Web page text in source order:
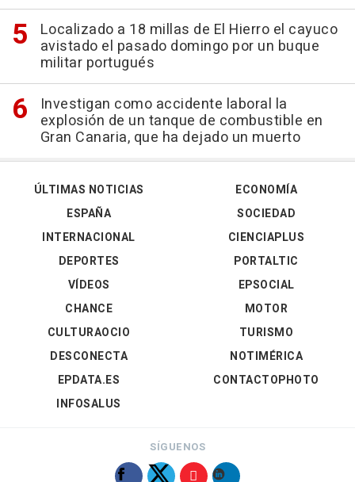
Localizado a 18 millas de El Hierro el cayuco
avistado el pasado domingo por un buque
militar portugués
Investigan como accidente laboral la
explosión de un tanque de combustible en
Gran Canaria, que ha dejado un muerto
ÚLTIMAS NOTICIAS
ESPAÑA
INTERNACIONAL
DEPORTES
VÍDEOS
ECONOMÍA
SOCIEDAD
CIENCIAPLUS
PORTALTIC
EPSOCIAL
CHANCE
CULTURAOCIO
DESCONECTA
EPDATA.ES
INFOSALUS
MOTOR
TURISMO
NOTIMÉRICA
CONTACTOPHOTO
SÍGUENOS